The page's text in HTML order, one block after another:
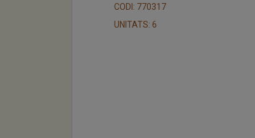
CODI: 770317
UNITATS: 6